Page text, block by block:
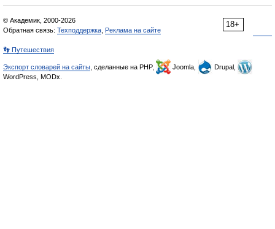
18+
© Академик, 2000-2026
Обратная связь: Техподдержка Реклама на сайте
👣 Путешествия
Экспорт словарей на сайты , сделанные на PHP, Joomla,
Drupal,
WordPress, MODx.